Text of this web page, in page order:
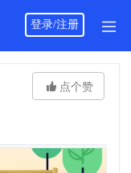
登录/注册
 点个赞